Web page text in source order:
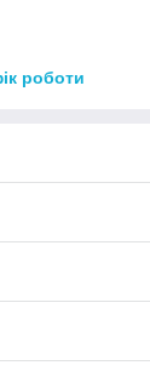
роботи